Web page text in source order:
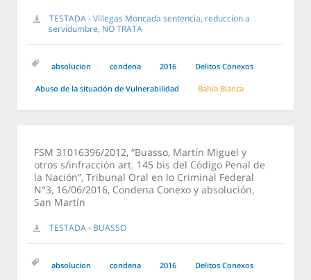
TESTADA - Villegas Moncada sentencia, reduccion a
servidumbre, NO TRATA
absolucion condena 2016 Delitos Conexos
Abuso de la situación de Vulnerabilidad Bahía Blanca
FSM 31016396/2012, “Buasso, Martín Miguel y
otros s/infracción art. 145 bis del Código Penal de
la Nación”, Tribunal Oral en lo Criminal Federal
N°3, 16/06/2016, Condena Conexo y absolución,
San Martín
TESTADA - BUASSO
absolucion condena 2016 Delitos Conexos